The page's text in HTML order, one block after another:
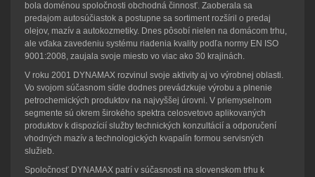
bola doménou spoločnosti obchodná činnosť. Zaoberala sa
predajom autosúčiastok a postupne sa sortiment rozšíril o predaj
olejov, mazív a autokozmetiky. Dnes pôsobí nielen na domácom trhu,
ale vďaka zavedeniu systému riadenia kvality podľa normy EN ISO
9001:2008, zaujala svoje miesto vo viac ako 30 krajinách.
V roku 2001 DYNAMAX rozvinul svoje aktivity aj vo výrobnej oblasti.
Vo svojom súčasnom sídle dodnes prevádzkuje výrobu a plnenie
petrochemických produktov na najvyššej úrovni. V priemyselnom
segmente sú okrem širokého spektra celosvetovo aplikovaných
produktov k dispozícií služby technických konzultácií a odporučení
vhodných mazív a technologických kvapalín formou servisných
služieb.
Spoločnosť DYNAMAX patrí v súčasnosti na slovenskom trhu k